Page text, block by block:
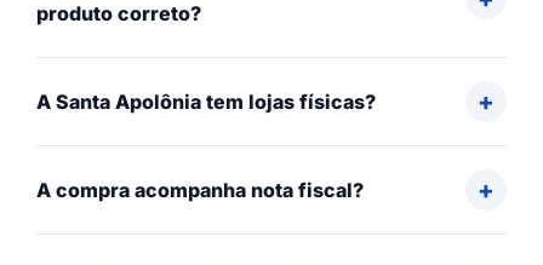
produto correto?
A Santa Apolônia tem lojas físicas?
A compra acompanha nota fiscal?